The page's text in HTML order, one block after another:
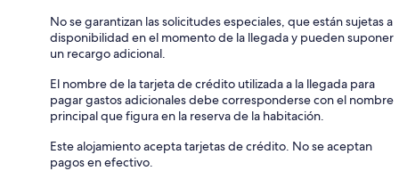
No se garantizan las solicitudes especiales, que están sujetas a
disponibilidad en el momento de la llegada y pueden suponer
un recargo adicional.
El nombre de la tarjeta de crédito utilizada a la llegada para
pagar gastos adicionales debe corresponderse con el nombre
principal que figura en la reserva de la habitación.
Este alojamiento acepta tarjetas de crédito. No se aceptan
pagos en efectivo.